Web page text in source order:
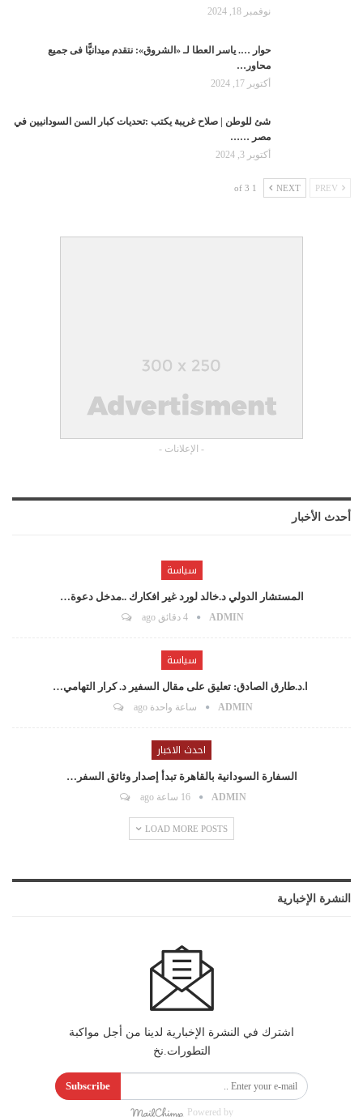
نوفمبر 18, 2024
حوار …. ياسر العطا لـ «الشروق»: نتقدم ميدانيًّا فى جميع
محاور…
أكتوبر 17, 2024
شئ للوطن | صلاح غريبة يكتب :تحديات كبار السن السودانيين في
مصر ……
أكتوبر 3, 2024
NEXT
1 of 3
- الإعلانات -
أحدث الأخبار
سياسة
المستشار الدولي د.خالد لورد غير افكارك ..مدخل دعوة…
ADMIN 4 دقائق ago
سياسة
ا.د.طارق الصادق: تعليق على مقال السفير د. كرار التهامي…
ADMIN ساعة واحدة ago
احدث الاخبار
السفارة السودانية بالقاهرة تبدأ إصدار وثائق السفر…
ADMIN 16 ساعة ago
LOAD MORE POSTS
النشرة الإخبارية
اشترك في النشرة الإخبارية لدينا من أجل مواكبة
التطورات.نخ
Subscribe
Powered by